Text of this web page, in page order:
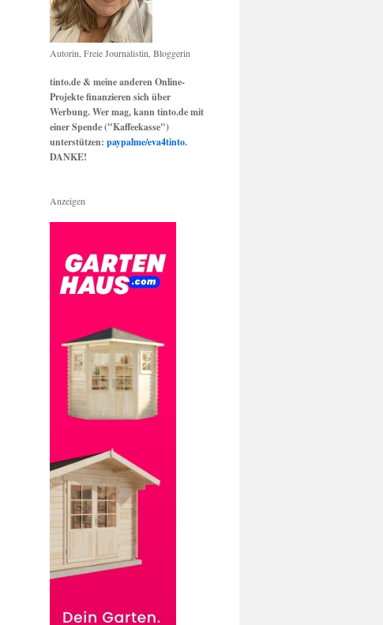
Autorin, Freie Journalistin, Bloggerin
tinto.de & meine anderen Online-
Projekte finanzieren sich über
Werbung. Wer mag, kann tinto.de mit
einer Spende ("Kaffeekasse")
unterstützen: paypalme/eva4tinto.
DANKE!
Anzeigen